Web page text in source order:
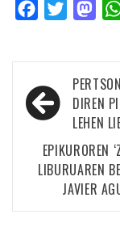
FacebookTwitter
zehar
nabigatu
DIREN
LEHEN
EPIKUROREN
LIBURUAREN
JAVIER